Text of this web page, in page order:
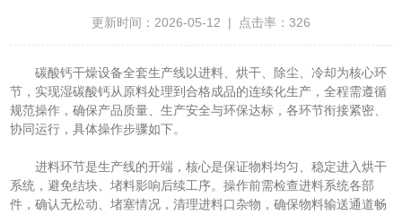
更新时间：2026-05-12 | 点击率：326
碳酸钙干燥设备全套生产线以进料、烘干、除尘、冷却为核心环
节，实现湿碳酸钙从原料处理到合格成品的连续化生产，全程需遵循
规范操作，确保产品质量、生产安全与环保达标，各环节衔接紧密、
协同运行，具体操作步骤如下。
进料环节是生产线的开端，核心是保证物料均匀、稳定进入烘干
系统，避免结块、堵料影响后续工序。操作前需检查进料系统各部
件，确认无松动、堵塞情况，清理进料口杂物，确保物料输送通道畅